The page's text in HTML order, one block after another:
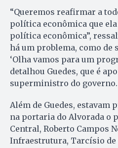
“Queremos reafirmar a
política econômica que ela
política econômica”,
há um problema, como de
‘Olha vamos para um
detalhou Guedes, que é
superministro do governo.
Além de Guedes, estavam
na portaria do Alvorada o
Central, Roberto Campos
Infraestrutura, Tarcísio de